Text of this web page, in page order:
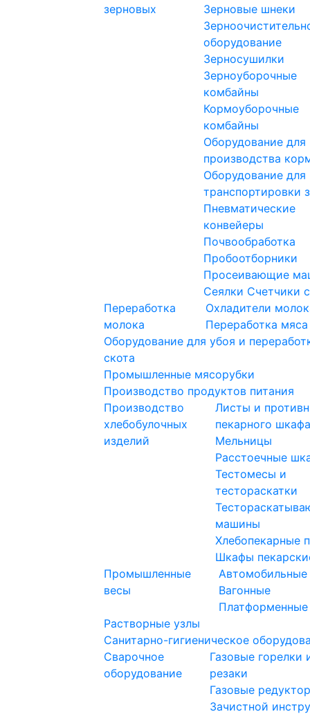
зерновых
Зерновые шнеки
оборудование
Зерносушилки
Зерноуборочные
комбайны
Кормоуборочные
комбайны
Оборудование для
производства
Оборудование для
транспортировки
Пневматические
конвейеры
Почвообработка
Пробоотборники
Просеивающие
Сеялки Счетчики
Переработка
молока
Охладители
Переработка мяса
Оборудование для убоя и
скота
Промышленные мясорубки
Производство продуктов питания
Производство
хлебобулочных
изделий
Листы и
пекарного шкафа
Мельницы
Расстоечные
Тестомесы и
тестораскатки
машины
Хлебопекарные
Шкафы
Промышленные
весы
Автомобильные
Вагонные
Платформенные
Растворные узлы
Санитарно-гигиеническое
Сварочное
оборудование
Газовые горелки
резаки
Газовые
Зачистной